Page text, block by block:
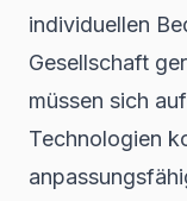
individuellen
Gesellschaft
müssen sich
Technologien